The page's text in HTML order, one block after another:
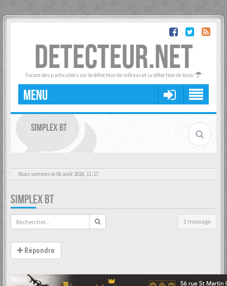
DETECTEUR.NET
Forum des particuliers sur le détecteur de métaux et la détection de loisir
MENU
SIMPLEX BT
Nous sommes le 06 août 2026, 11:27
SIMPLEX BT
1 message
Répondre